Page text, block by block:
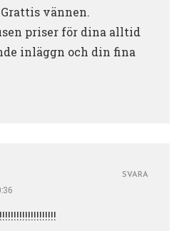
Grattis vännen.
priser för dina alltid
inläggn och din fina
SVARA